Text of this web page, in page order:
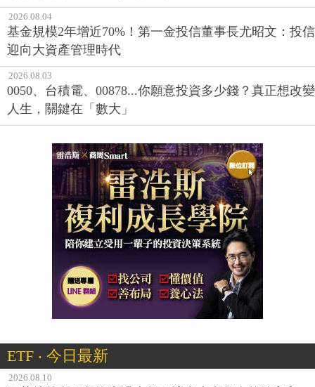
2026.08.04
基金規模2年增近70%！第一金投信董事長尤昭文：投信
迎向大資產管理時代
2026.08.03
0050、台積電、00878...你願意投資多少錢？真正想改變
人生，關鍵在「數大」
ETF ‧ 今日最新
2026.08.10